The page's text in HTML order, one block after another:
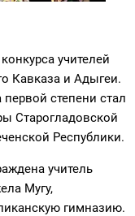
учителей
Кавказа и Адыгеи.
степени стал
Старогладовской
Республики.
учитель
Мугу,
гимназию.